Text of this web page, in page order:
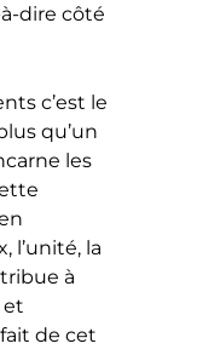
dire côté
c’est le
qu’un
les
l’unité, la
à
et
de cet